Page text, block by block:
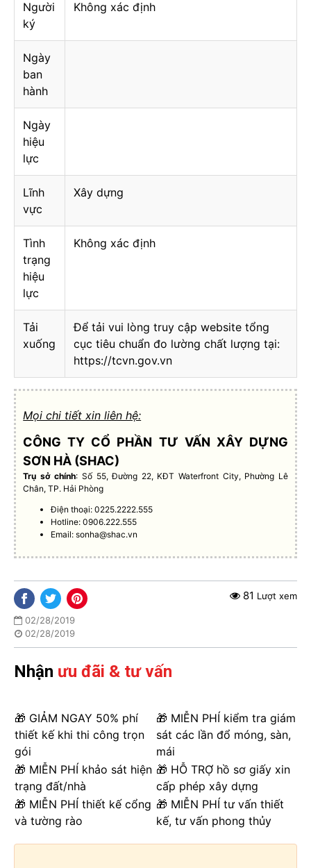
Người
ký
Không xác định
Ngày
ban
hành
Ngày
hiệu
lực
Lĩnh
vực
Xây dựng
Tình
trạng
hiệu
lực
Không xác định
Tải
xuống
Để tải vui lòng truy cập website tổng
cục tiêu chuẩn đo lường chất lượng tại:
https://tcvn.gov.vn
Mọi chi tiết xin liên hệ:
CÔNG TY CỔ PHẦN TƯ VẤN XÂY DỰNG
SƠN HÀ (SHAC)
Trụ sở chính: Số 55, Đường 22, KĐT Waterfront City, Phường Lê
Chân, TP. Hải Phòng
Điện thoại: 0225.2222.555
Hotline: 0906.222.555
Email:sonha@shac.vn
02/28/2019
02/28/2019
81 Lượt xem
Nhận ưu đãi & tư vấn
🎁 GIẢM NGAY 50% phí
thiết kế khi thi công trọn
gói
🎁 MIỄN PHÍ kiểm tra giám
sát các lần đổ móng, sàn,
mái
🎁 MIỄN PHÍ khảo sát hiện
trạng đất/nhà
🎁 HỖ TRỢ hồ sơ giấy xin
cấp phép xây dựng
🎁 MIỄN PHÍ thiết kế cổng
và tường rào
🎁 MIỄN PHÍ tư vấn thiết
kế, tư vấn phong thủy